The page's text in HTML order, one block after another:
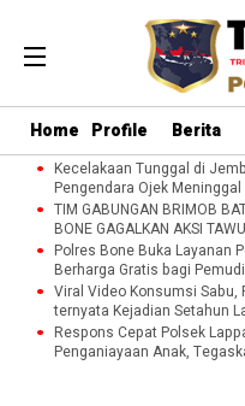
Home Profile Berita
Kecelakaan Tunggal di
Pengendara Ojek Meninggal
TIM GABUNGAN BRIMOB
BONE GAGALKAN AKSI
Polres Bone Buka Layanan
Berharga Gratis bagi
Viral Video Konsumsi Sabu,
ternyata Kejadian Setahun
Respons Cepat Polsek
Penganiayaan Anak,